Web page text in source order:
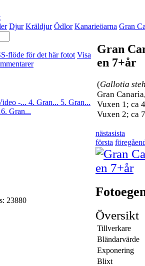
Djur Kräldjur Ödlor Kanarieöarna Gran
flöde för det här fotot Visa
-... 4. Gran... 5. Gran...
Gran...
23880
Gran
en 7+år
(Gallotia
Gran
Vuxen 1; ca
Vuxen 2; ca
nästasista
första
Översikt
Tillverkare
Bländarvärde
Exponering
Blixt